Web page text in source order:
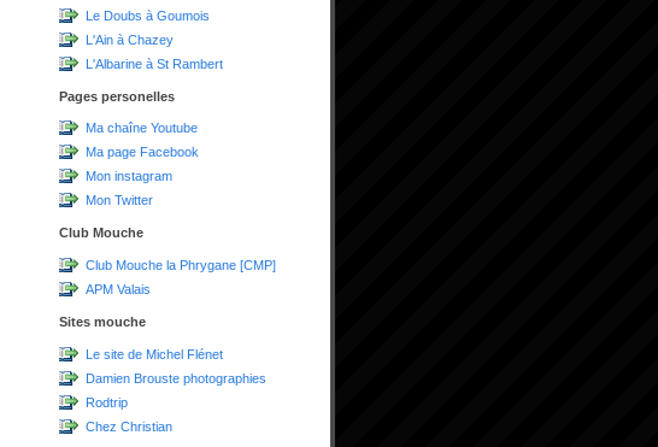
Le Doubs à Goumois
L'Ain à Chazey
L'Albarine à St Rambert
Pages personelles
Ma chaîne Youtube
Ma page Facebook
Mon instagram
Mon Twitter
Club Mouche
Club Mouche la Phrygane [CMP]
APM Valais
Sites mouche
Le site de Michel Flénet
Damien Brouste photographies
Rodtrip
Chez Christian